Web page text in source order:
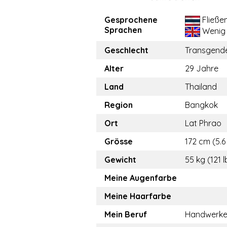
Gesprochene
Sprachen
Wenig
Geschlecht
Alter
29 Jahre
Land
Thailand
Region
Bangkok
Ort
Lat Phrao
Grösse
172 cm
Gewicht
55 kg (121
Meine Augenfarbe
Meine Haarfarbe
Mein Beruf